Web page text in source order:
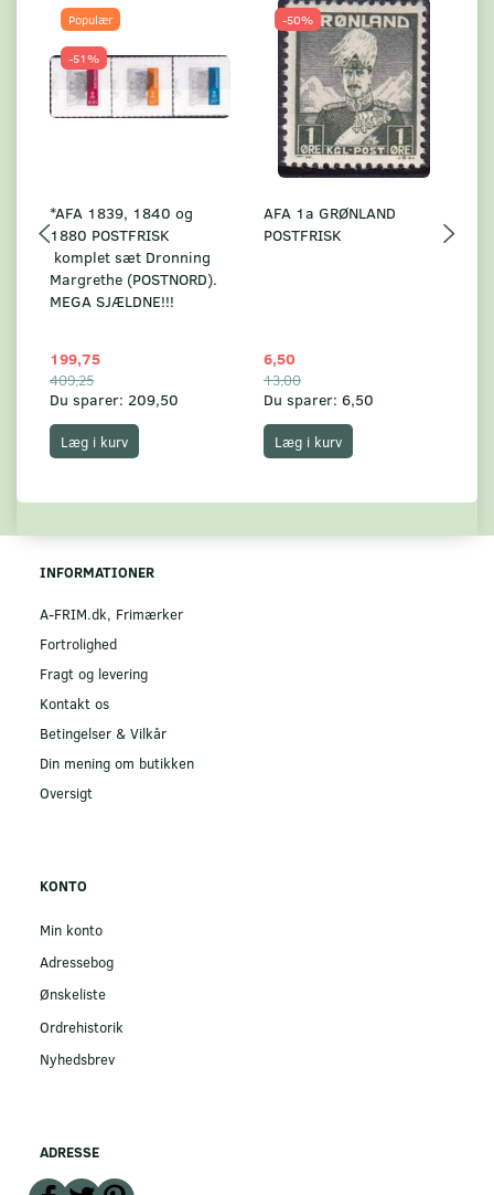
Populær
-51%
*AFA 1839, 1840 og
1880 POSTFRISK
komplet sæt Dronning
Margrethe (POSTNORD).
MEGA SJÆLDNE!!!
199,75
409,25
Du sparer: 209,50
Læg i kurv
-50%
AFA 1a GRØNLAND
POSTFRISK
6,50
13,00
Du sparer: 6,50
Læg i kurv
INFORMATIONER
A-FRIM.dk, Frimærker
Fortrolighed
Fragt og levering
Kontakt os
Betingelser & Vilkår
Din mening om butikken
Oversigt
KONTO
Min konto
Adressebog
Ønskeliste
Ordrehistorik
Nyhedsbrev
ADRESSE